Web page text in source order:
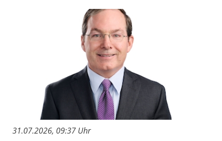
31.07.2026, 09:37 Uhr